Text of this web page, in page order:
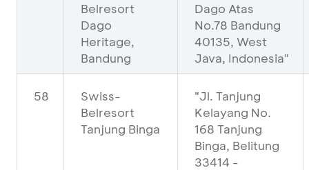
Belresort
Dago
Heritage,
Bandung
Dago Atas
No.78 Bandung
40135, West
Java, Indonesia"
58
Swiss-
Belresort
Tanjung Binga
"Jl. Tanjung
Kelayang No.
168 Tanjung
Binga, Belitung
33414 -